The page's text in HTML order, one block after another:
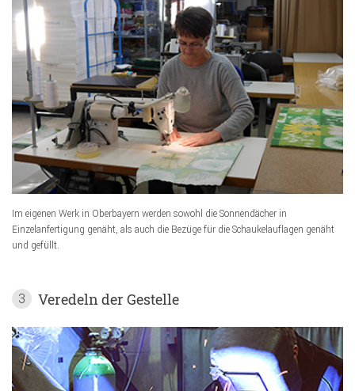
Im eigenen Werk in Oberbayern werden sowohl die Sonnendächer in
Einzelanfertigung genäht, als auch die Bezüge für die Schaukelauflagen genäht
und gefüllt.
3 Veredeln der Gestelle